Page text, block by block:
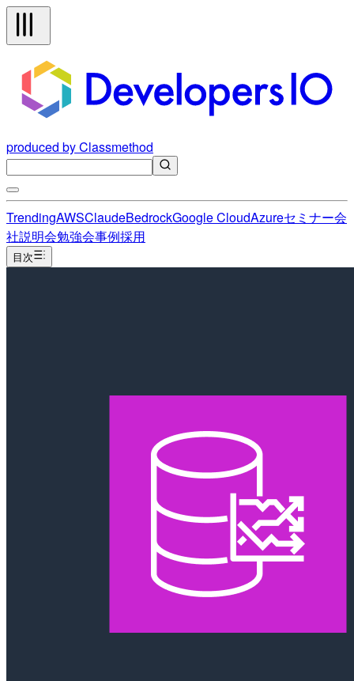
produced by Classmethod
TrendingAWSClaudeBedrockGoogle CloudAzureセミナー会
社説明会勉強会事例採用
目次